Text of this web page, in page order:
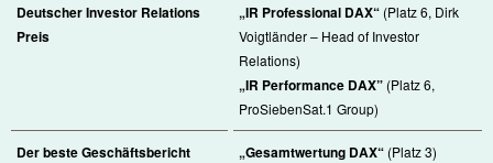
Deutscher Investor Relations
Preis
„IR Professional DAX“ (Platz 6, Dirk
Voigtländer – Head of Investor
Relations)
„IR Performance DAX” (Platz 6,
ProSiebenSat.1 Group)
Der beste Geschäftsbericht „Gesamtwertung DAX“ (Platz 3)